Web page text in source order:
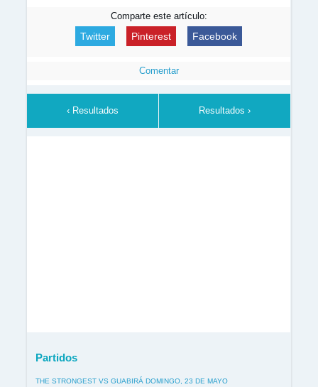
Comparte este artículo:
Twitter Pinterest Facebook
Comentar
‹ Resultados Resultados ›
Partidos
THE STRONGEST VS GUABIRÁ DOMINGO, 23 DE MAYO